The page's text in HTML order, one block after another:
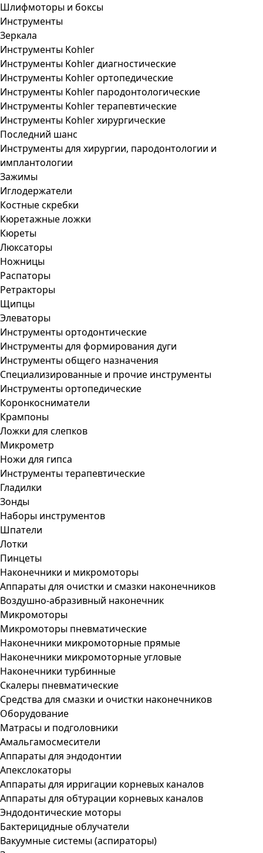
Шлифмоторы и боксы
Инструменты
Зеркала
Инструменты Kohler
Инструменты Kohler диагностические
Инструменты Kohler ортопедические
Инструменты Kohler пародонтологические
Инструменты Kohler терапевтические
Инструменты Kohler хирургические
Последний шанс
Инструменты для хирургии, пародонтологии и
имплантологии
Зажимы
Иглодержатели
Костные скребки
Кюретажные ложки
Кюреты
Люксаторы
Ножницы
Распаторы
Ретракторы
Щипцы
Элеваторы
Инструменты ортодонтические
Инструменты для формирования дуги
Инструменты общего назначения
Специализированные и прочие инструменты
Инструменты ортопедические
Коронкосниматели
Крампоны
Ложки для слепков
Микрометр
Ножи для гипса
Инструменты терапевтические
Гладилки
Зонды
Наборы инструментов
Шпатели
Лотки
Пинцеты
Наконечники и микромоторы
Аппараты для очистки и смазки наконечников
Воздушно-абразивный наконечник
Микромоторы
Микромоторы пневматические
Наконечники микромоторные прямые
Наконечники микромоторные угловые
Наконечники турбинные
Скалеры пневматические
Средства для смазки и очистки наконечников
Оборудование
Матрасы и подголовники
Амальгамосмесители
Аппараты для эндодонтии
Апекслокаторы
Аппараты для ирригации корневых каналов
Аппараты для обтурации корневых каналов
Эндодонтические моторы
Бактерицидные облучатели
Вакуумные системы (аспираторы)